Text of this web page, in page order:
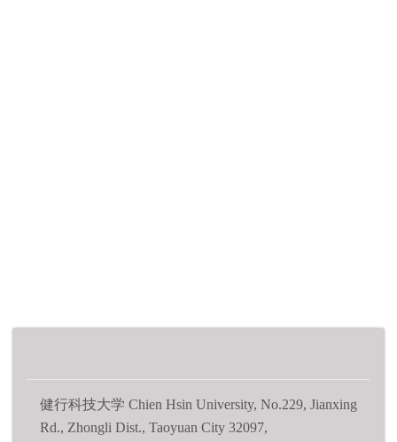
健行科技大学 Chien Hsin University, No.229, Jianxing
Rd., Zhongli Dist., Taoyuan City 32097,